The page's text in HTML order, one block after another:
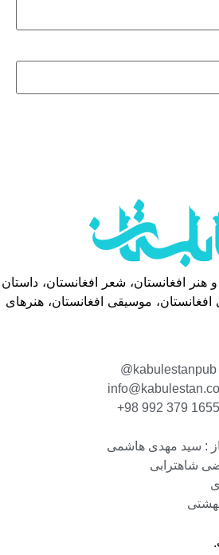
افغانستان، شعر افغانستان، داستان
افغانستان، موسیقی افغانستان، هنرهای
kabulestanpub@
1655 379 992 98+
: سید مهدی هاشمی
شاهترابی